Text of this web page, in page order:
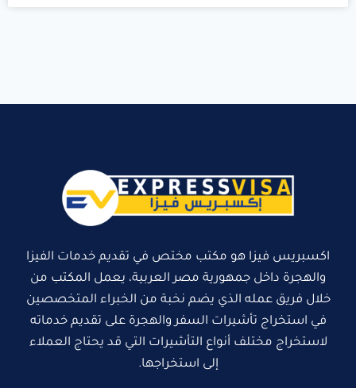
اكسبريس فيزا هو مكتب مختص في تقديم خدمات الفيزا
والهجرة داخل جمهورية مصر العربية، يعمل المكتب من
خلال فريق عمله الذي يضم نخبة من الخبراء المتخصصين
في استخراج تأشيرات السفر والهجرة على تقديم خدماته
لاستخراج مختلف أنواع التأشيرات التي قد يحتاج العملاء
إلى استخراجها.